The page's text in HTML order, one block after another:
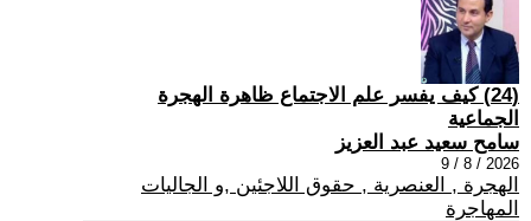
(24) كيف يفسر علم الاجتماع ظاهرة الهجرة
الجماعية
سامح سعيد عبد العزيز
2026 / 8 / 9
الهجرة , العنصرية , حقوق اللاجئين ,و الجاليات
المهاجرة